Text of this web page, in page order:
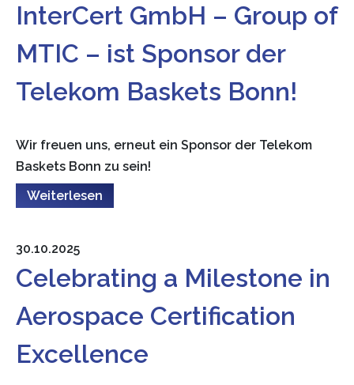
InterCert GmbH – Group of
MTIC – ist Sponsor der
Telekom Baskets Bonn!
Wir freuen uns, erneut ein Sponsor der Telekom
Baskets Bonn zu sein!
Weiterlesen
30.10.2025
Celebrating a Milestone in
Aerospace Certification
Excellence